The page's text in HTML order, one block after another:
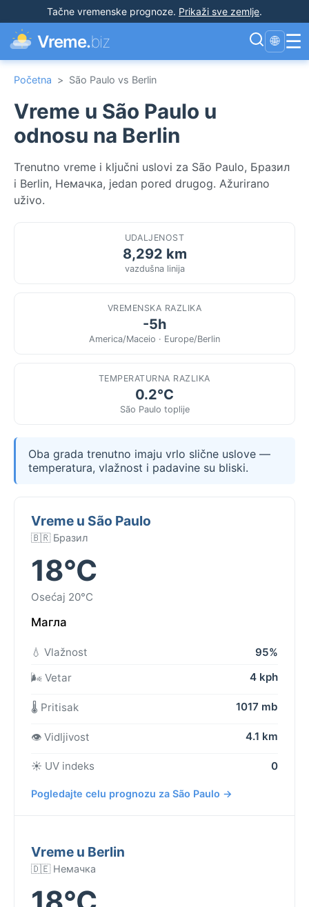
Tačne vremenske prognoze. Prikaži sve zemlje.
Vreme.biz 🌐 ☰
Početna > São Paulo vs Berlin
Vreme u São Paulo u
odnosu na Berlin
Trenutno vreme i ključni uslovi za São Paulo, Бразил
i Berlin, Немачка, jedan pored drugog. Ažurirano
uživo.
UDALJENOST
8,292 km
vazdušna linija
VREMENSKA RAZLIKA
-5h
America/Maceio · Europe/Berlin
TEMPERATURNA RAZLIKA
0.2°C
São Paulo toplije
Oba grada trenutno imaju vrlo slične uslove —
temperatura, vlažnost i padavine su bliski.
Vreme u São Paulo
🇧🇷 Бразил
18°C
Osećaj 20°C
Магла
💧 Vlažnost
95%
🌬️ Vetar
4 kph
🌡️ Pritisak 1017 mb
👁️ Vidljivost 4.1 km
☀️ UV indeks 0
Pogledajte celu prognozu za São Paulo →
Vreme u Berlin
🇩🇪 Немачка